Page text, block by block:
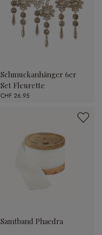
Schmuckanhänger 6er
Set Fleurette
CHF 26.95
Samtband Phaedra